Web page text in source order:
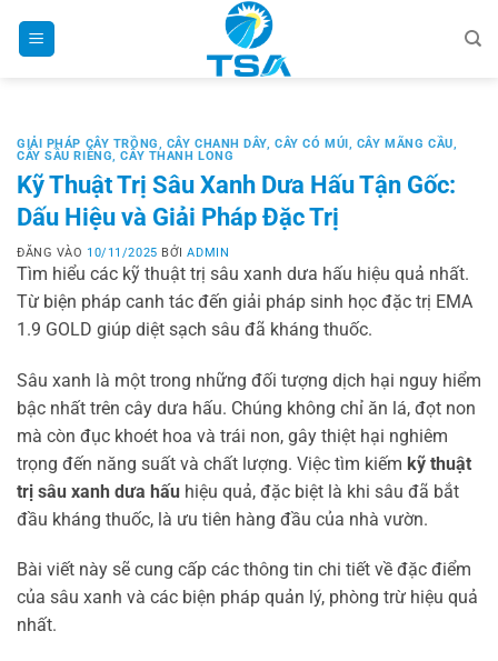
GIẢI PHÁP CÂY TRỒNG, CÂY CHANH DÂY,CÂY CÓ MÚI, CÂY MÃNG CẦU,
CÂY SẦU RIÊNG,CÂY THANH LONG
Kỹ Thuật Trị Sâu Xanh Dưa Hấu Tận Gốc:
Dấu Hiệu và Giải Pháp Đặc Trị
ĐĂNG VÀO 10/11/2025 BỞIADMIN
Tìm hiểu các kỹ thuật trị sâu xanh dưa hấu hiệu quả nhất.
Từ biện pháp canh tác đến giải pháp sinh học đặc trị EMA
1.9 GOLD giúp diệt sạch sâu đã kháng thuốc.
Sâu xanh là một trong những đối tượng dịch hại nguy hiểm
bậc nhất trên cây dưa hấu. Chúng không chỉ ăn lá, đọt non
mà còn đục khoét hoa và trái non, gây thiệt hại nghiêm
trọng đến năng suất và chất lượng. Việc tìm kiếm kỹ thuật
trị sâu xanh dưa hấu hiệu quả, đặc biệt là khi sâu đã bắt
đầu kháng thuốc, là ưu tiên hàng đầu của nhà vườn.
Bài viết này sẽ cung cấp các thông tin chi tiết về đặc điểm
của sâu xanh và các biện pháp quản lý, phòng trừ hiệu quả
nhất.